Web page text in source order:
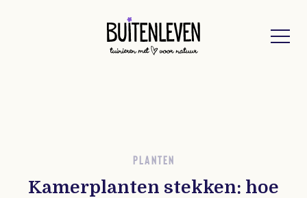
PLANTEN
Kamerplanten stekken: hoe